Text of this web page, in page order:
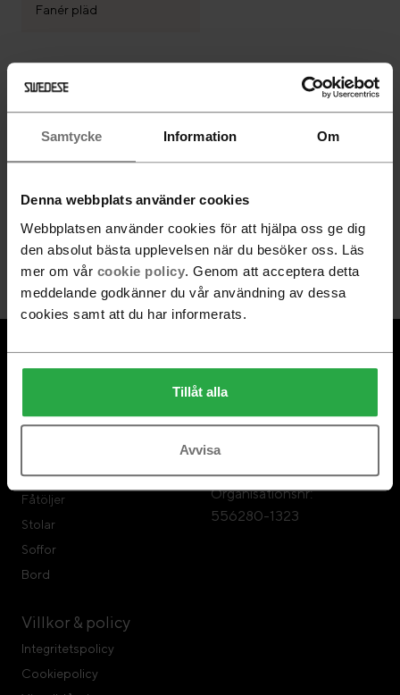
Samtycke Information Om
Denna webbplats använder cookies
Webbplatsen använder cookies för att hjälpa oss ge dig
den absolut bästa upplevelsen när du besöker oss. Läs
mer om vår cookie policy. Genom att acceptera detta
meddelande godkänner du vår användning av dessa
cookies samt att du har informerats.
Tillåt alla
Avvisa
Fanér pläd
Följ Swedese
Nyhetsbrev
Om Swedese
Hållbarhet
Produkter
Fåtöljer
Stolar
Soffor
Bord
Villkor & policy
Integritetspolicy
Cookiepolicy
Swedese Möbler
Formvägen 3
567 23 Vaggeryd
Tel: 0393-797 00
Organisationsnr:
556280-1323